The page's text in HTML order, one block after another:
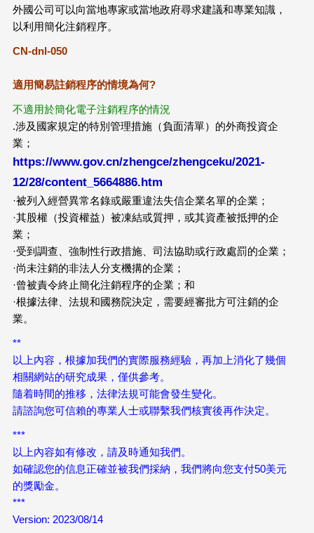
外國公司可以向當地專家或當地政府尋求建議和專業知識，
以利用簡化注銷程序。
CN-dnl-050
適用簡易註銷程序的情境為何?
不適用於簡化電子注銷程序的情況
.涉及國家規定的特別管理措施（負面清單）的外商投資企
業；
https://www.gov.cn/zhengce/zhengceku/2021-
12/28/content_5664886.htm
·被列入經營異常名錄或嚴重違法失信企業名單的企業；
·其股權（投資權益）被凍結或質押，或其資產被抵押的企
業；
·受到調查、強制性行政措施、司法協助或行政處罰的企業；
·尚未注銷的非法人分支機搆的企業；
·曾被責令終止簡化注銷程序的企業；和
·根據法律、法規和國務院決定，需要經審批方可注銷的企
業。
**
以上內容，根據加我們的實際服務經驗，再加上消化了幾個
相關網站的研究成果，僅供參考。
隨着時間的推移，法律法規可能會發生變化。
請諮詢您可信賴的專業人士或聯繫我們核實後再作決定。
***
以上內容如有修改，請及時通知我們。
如確認您的信息正確並被我們採納，我們將向您支付50美元
的獎勵金。
***
Version: 2023/08/14